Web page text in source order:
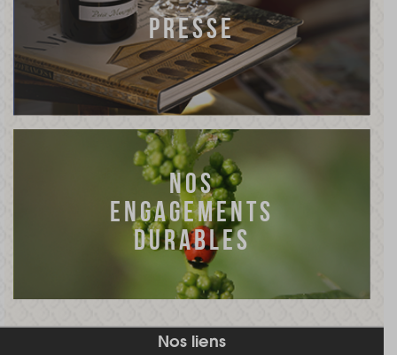
PRESSE
NOS
ENGAGEMENTS
DURABLES
Nos liens